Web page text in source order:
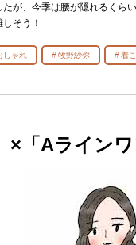
が、今季は腰が隠れるくら
そう！
しゃれ 牧野紗弥 着
×「Aライン